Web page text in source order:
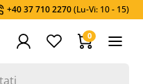
+40 37 710 2270(Lu-Vi: 10 - 15)
0